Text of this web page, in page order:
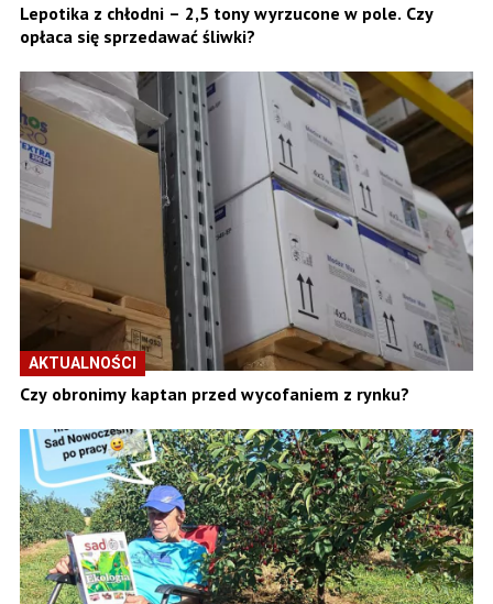
Lepotika z chłodni – 2,5 tony wyrzucone w pole. Czy
opłaca się sprzedawać śliwki?
AKTUALNOŚCI
Czy obronimy kaptan przed wycofaniem z rynku?